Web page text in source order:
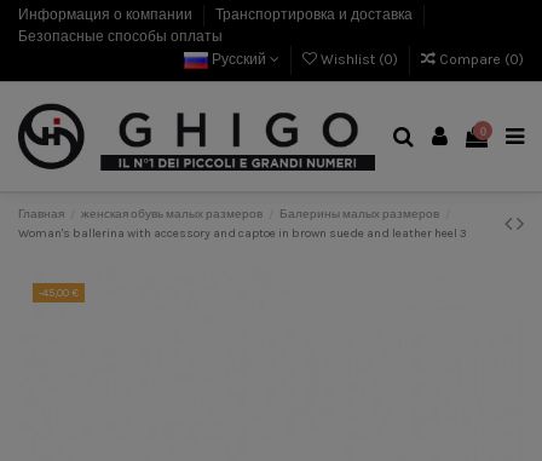
Информация о компании
Транспортировка и доставка
Безопасные способы оплаты
Русский
Wishlist (0) Compare (0)
0
Главная женская обувь малых размеров
Балерины малых размеров
Woman's ballerina with accessory and captoe in brown suede and leather heel 3
-45,00 €